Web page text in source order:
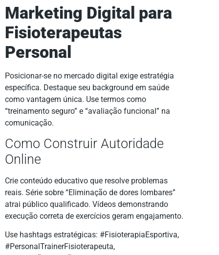
Marketing Digital para
Fisioterapeutas
Personal
Posicionar-se no mercado digital exige estratégia
específica. Destaque seu background em saúde
como vantagem única. Use termos como
“treinamento seguro” e “avaliação funcional” na
comunicação.
Como Construir Autoridade
Online
Crie conteúdo educativo que resolve problemas
reais. Série sobre “Eliminação de dores lombares”
atrai público qualificado. Vídeos demonstrando
execução correta de exercícios geram engajamento.
Use hashtags estratégicas: #FisioterapiaEsportiva,
#PersonalTrainerFisioterapeuta,